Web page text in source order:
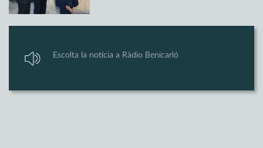
Escolta la notícia a Ràdio Benicarló